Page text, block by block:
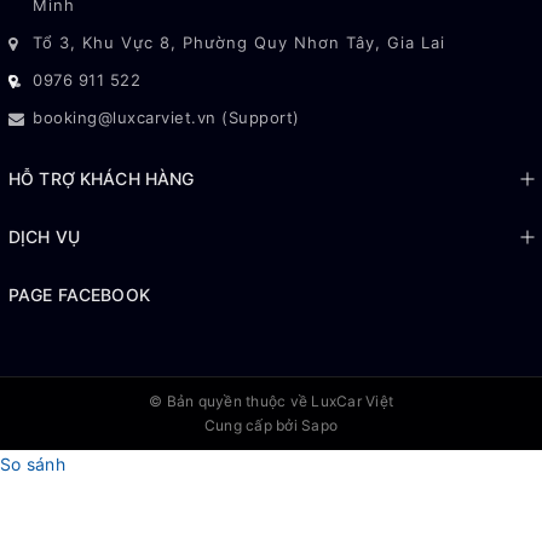
Minh
Tổ 3, Khu Vực 8, Phường Quy Nhơn Tây, Gia Lai
0976 911 522
booking@luxcarviet.vn (Support)
HỖ TRỢ KHÁCH HÀNG
DỊCH VỤ
PAGE FACEBOOK
© Bản quyền thuộc về LuxCar Việt
Cung cấp bởi Sapo
So sánh